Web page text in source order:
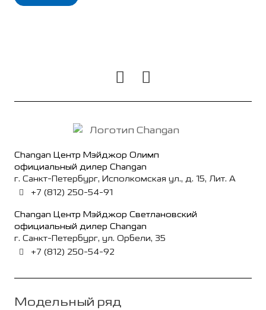
Changan Центр Мэйджор Олимп
официальный дилер Changan
г. Санкт-Петербург, Исполкомская ул., д. 15, Лит. А
+7 (812) 250-54-91
Changan Центр Мэйджор Светлановский
официальный дилер Changan
г. Санкт-Петербург, ул. Орбели, 35
+7 (812) 250-54-92
Модельный ряд